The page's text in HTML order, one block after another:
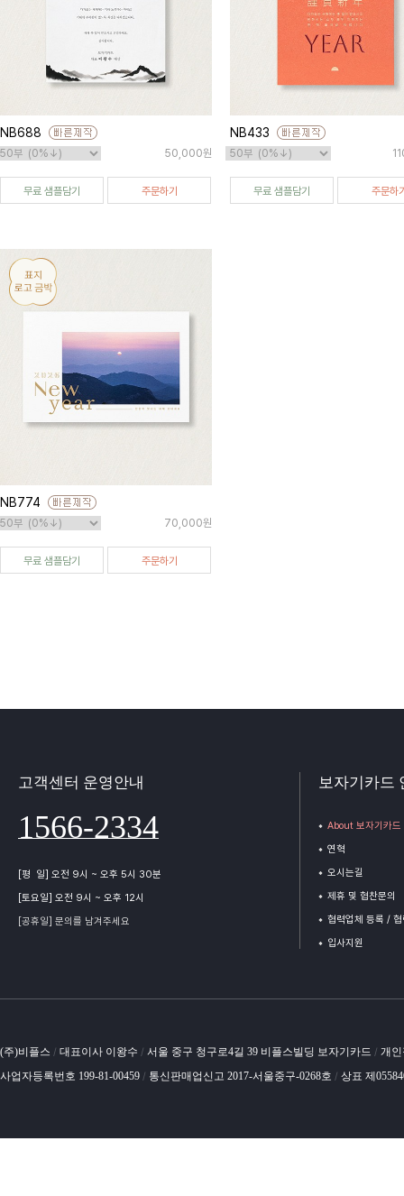
NB688
50,000원
무료 샘플담기 주문하기
NB433
무료 샘플담기 주문하
NB774
70,000원
무료 샘플담기 주문하기
고객센터 운영안내
1566-2334
[평 일] 오전 9시 ~ 오후 5시 30분
[토요일] 오전 9시 ~ 오후 12시
[공휴일] 문의를 남겨주세요
보자기카드
About 보자기카드
연혁
오시는길
제휴 및 협찬문의
협력업체 등록 /
입사지원
(주)비플스 / 대표이사 이왕수 / 서울 중구 청구로4길 39 비플스빌딩 보자기카드 / 개
사업자등록번호 199-81-00459 / 통신판매업신고 2017-서울중구-0268호 / 상표 제